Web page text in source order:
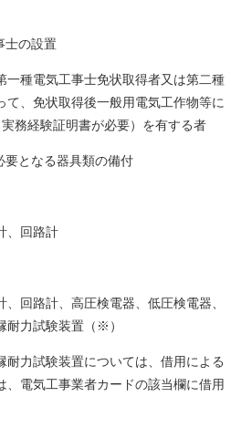
士の設置
種電気工事士免状取得者又は第二種
て、免状取得後一般用電気工作物等に
務経験証明書が必要）を有する者
要となる器具類の備付
回路計
回路計、高圧検電器、低圧検電器、
力試験装置（※）
力試験装置については、借用による
、電気工事業者カードの該当欄に借用